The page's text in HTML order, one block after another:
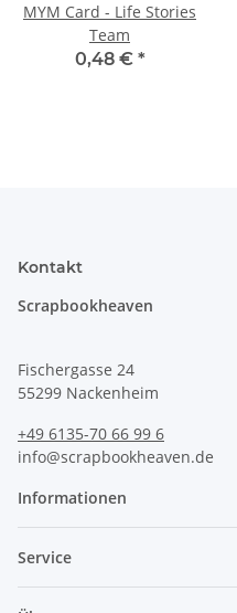
MYM Card - Life Stories
Team
0,48 € *
Kontakt
Scrapbookheaven
Fischergasse 24
55299 Nackenheim
+49 6135-70 66 99 6
info@scrapbookheaven.de
Informationen
Service